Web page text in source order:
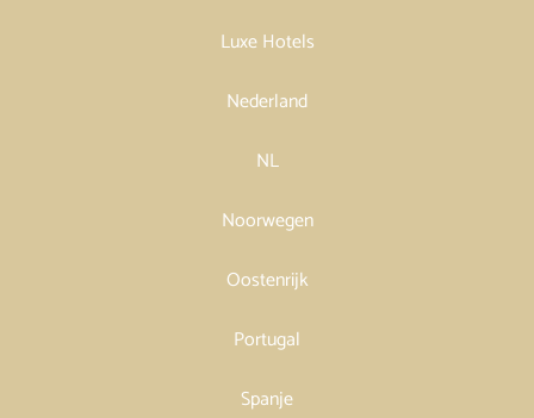
Luxe Hotels
Nederland
NL
Noorwegen
Oostenrijk
Portugal
Spanje